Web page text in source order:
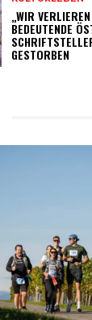
„WIR
BEDEUTENDE
GESTORBEN